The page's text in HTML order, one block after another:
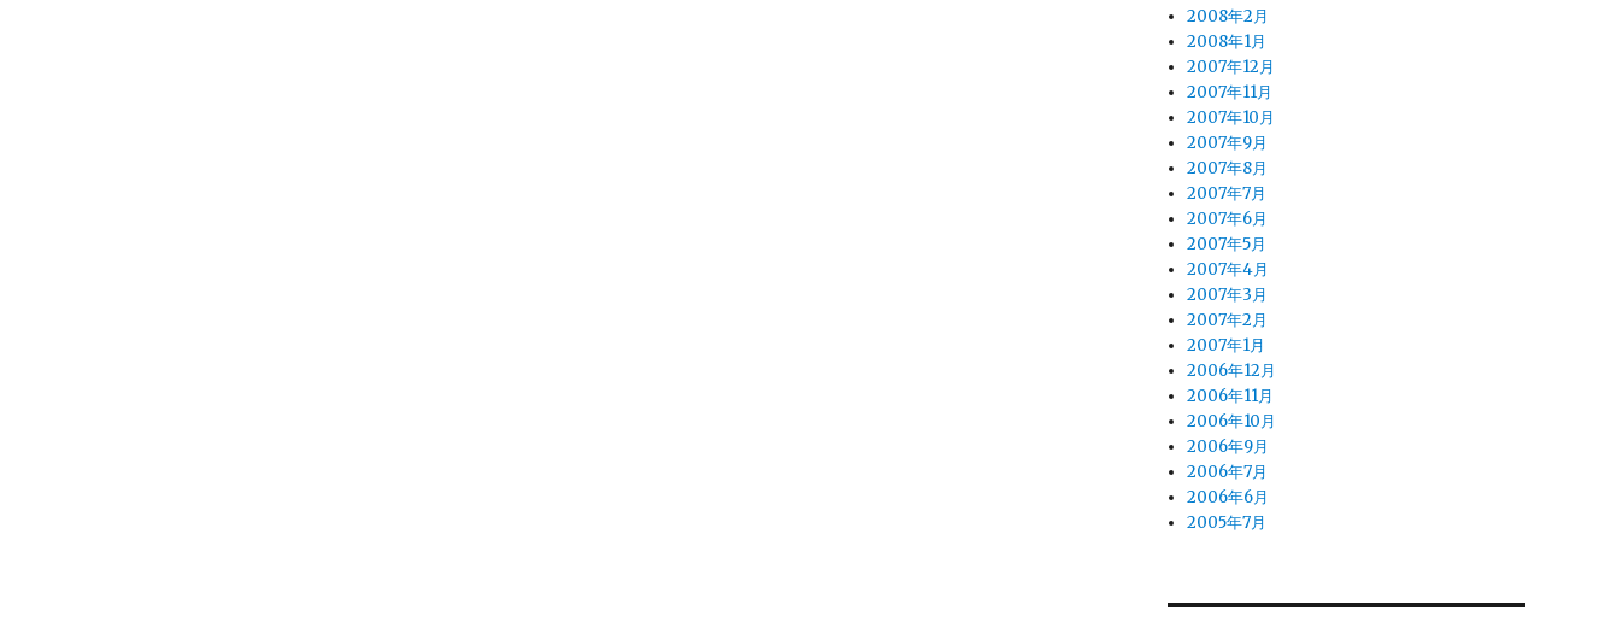
2008年2月
2008年1月
2007年12月
2007年11月
2007年10月
2007年9月
2007年8月
2007年7月
2007年6月
2007年5月
2007年4月
2007年3月
2007年2月
2007年1月
2006年12月
2006年11月
2006年10月
2006年9月
2006年7月
2006年6月
2005年7月